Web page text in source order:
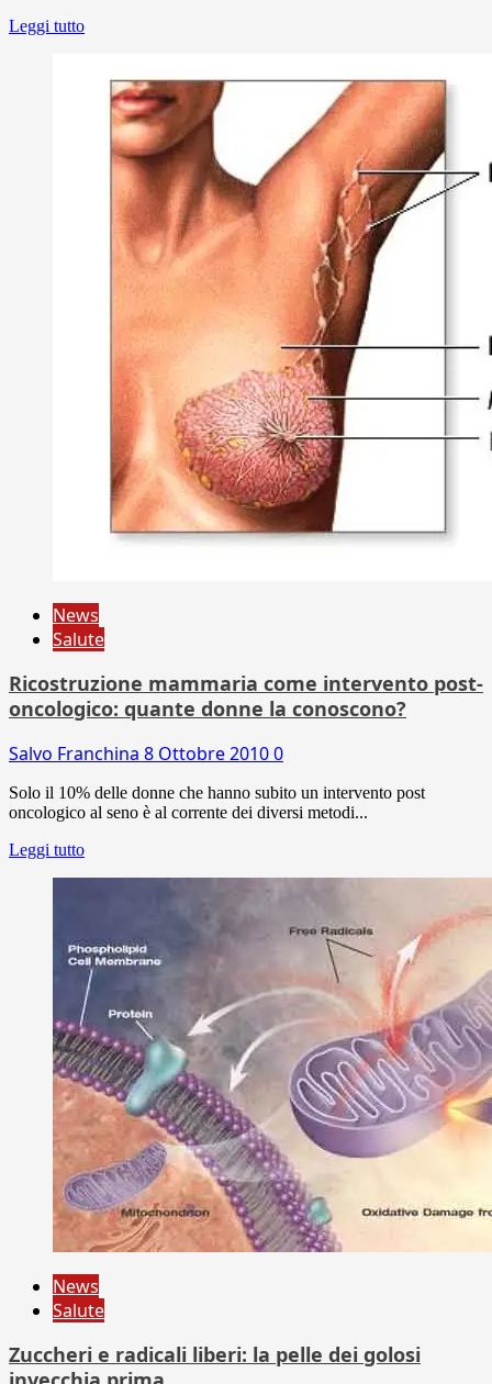
Leggi tutto
News
Salute
Ricostruzione mammaria come intervento post-
oncologico: quante donne la conoscono?
Salvo Franchina 8 Ottobre 20100
Solo il 10% delle donne che hanno subito un intervento post
oncologico al seno è al corrente dei diversi metodi...
Leggi tutto
News
Salute
Zuccheri e radicali liberi: la pelle dei golosi